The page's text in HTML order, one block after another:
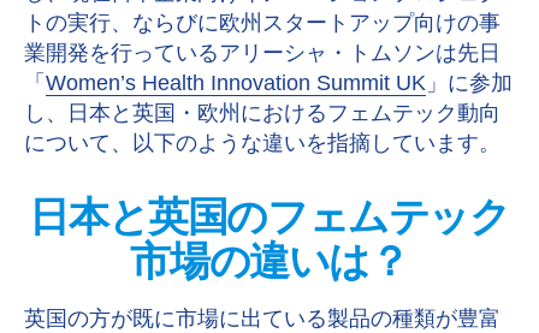
トの実行、ならびに欧州スタートアップ向けの事
業開発を行っているアリーシャ・トムソンは先日
「 Women’s Health Innovation Summit UK 」に参加
し、日本と英国・欧州におけるフェムテック動向
について、以下のような違いを指摘しています。
日本と英国のフェムテック
市場の違いは？
英国の方が既に市場に出ている製品の種類が豊富